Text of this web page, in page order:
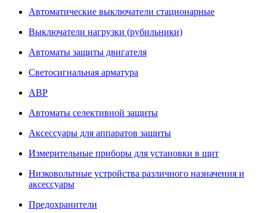
Автоматические выключатели стационарные
Выключатели нагрузки (рубильники)
Автоматы защиты двигателя
Светосигнальная арматура
АВР
Автоматы селективной защиты
Аксессуары для аппаратов защиты
Измерительные приборы для установки в щит
Низковольтные устройства различного назначения и
аксессуары
Предохранители